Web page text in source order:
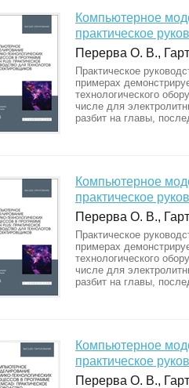
Компьютерное
практическое
Перерва О. В.,
Практическое
примерах
технологического
числе для
разбит на главы,
Компьютерное
практическое
Перерва О. В.,
Практическое
примерах
технологического
числе для
разбит на главы,
Компьютерное
практическое
Перерва О. В.,